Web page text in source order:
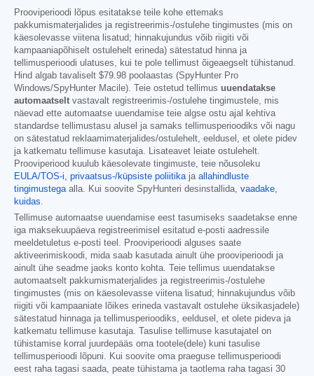
Prooviperioodi lõpus esitatakse teile kohe ettemaks
pakkumismaterjalides ja registreerimis-/ostulehe tingimustes (mis on
käesolevasse viitena lisatud; hinnakujundus võib riigiti või
kampaaniapõhiselt ostulehelt erineda) sätestatud hinna ja
tellimusperioodi ulatuses, kui te pole tellimust õigeaegselt tühistanud.
Hind algab tavaliselt $79.98 poolaastas (SpyHunter Pro
Windows/SpyHunter Macile). Teie ostetud tellimus uuendatakse
automaatselt vastavalt registreerimis-/ostulehe tingimustele, mis
näevad ette automaatse uuendamise teie algse ostu ajal kehtiva
standardse tellimustasu alusel ja samaks tellimusperioodiks või nagu
on sätestatud reklaamimaterjalides/ostulehelt, eeldusel, et olete pidev
ja katkematu tellimuse kasutaja. Lisateavet leiate ostulehelt.
Prooviperiood kuulub käesolevate tingimuste, teie nõusoleku
EULA/TOS-i, privaatsus-/küpsiste poliitikaja allahindluste
tingimustegaalla. Kui soovite SpyHunteri desinstallida, vaadake,
kuidas.
Tellimuse automaatse uuendamise eest tasumiseks saadetakse enne
iga maksekuupäeva registreerimisel esitatud e-posti aadressile
meeldetuletus e-posti teel. Prooviperioodi alguses saate
aktiveerimiskoodi, mida saab kasutada ainult ühe prooviperioodi ja
ainult ühe seadme jaoks konto kohta. Teie tellimus uuendatakse
automaatselt pakkumismaterjalides ja registreerimis-/ostulehe
tingimustes (mis on käesolevasse viitena lisatud; hinnakujundus võib
riigiti või kampaaniate lõikes erineda vastavalt ostulehe üksikasjadele)
sätestatud hinnaga ja tellimusperioodiks, eeldusel, et olete pideva ja
katkematu tellimuse kasutaja. Tasulise tellimuse kasutajatel on
tühistamise korral juurdepääs oma tootele(dele) kuni tasulise
tellimusperioodi lõpuni. Kui soovite oma praeguse tellimusperioodi
eest raha tagasi saada, peate tühistama ja taotlema raha tagasi 30